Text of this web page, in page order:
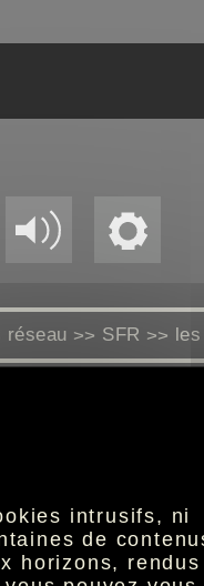
réseau >> SFR >>
intrusifs, ni
de
horizons, rendus